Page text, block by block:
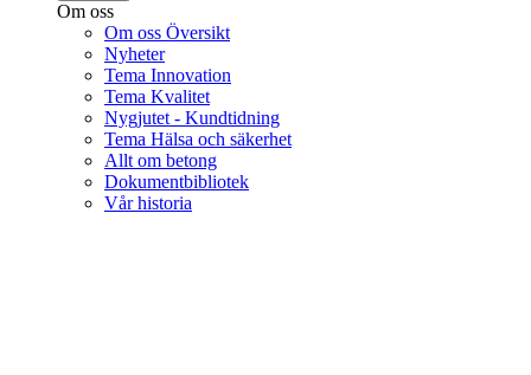
Om oss
Om oss Översikt
Nyheter
Tema Innovation
Tema Kvalitet
Nygjutet - Kundtidning
Tema Hälsa och säkerhet
Allt om betong
Dokumentbibliotek
Vår historia